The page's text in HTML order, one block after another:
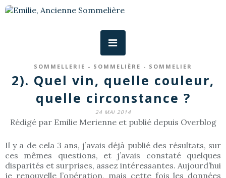
SOMMELLERIE - SOMMELIÈRE - SOMMELIER
2). Quel vin, quelle couleur,
quelle circonstance ?
24 MAI 2014
Rédigé par Emilie Merienne et publié depuis Overblog
Il y a de cela 3 ans, j’avais déjà publié des résultats, sur
ces mêmes questions, et j’avais constaté quelques
disparités et surprises, assez intéressantes. Aujourd’hui
je renouvelle l’opération, mais cette fois les données